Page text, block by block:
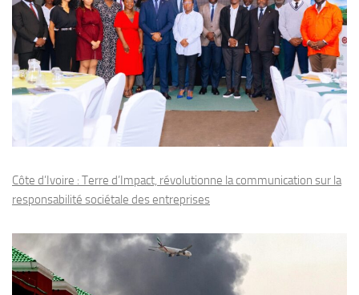
Côte d’Ivoire : Terre d’Impact, révolutionne la communication sur la
responsabilité sociétale des entreprises